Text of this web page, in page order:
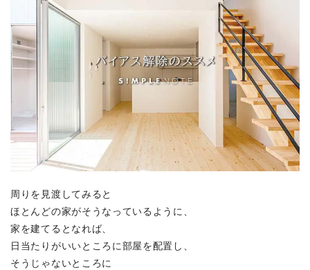
周りを見渡してみると
ほとんどの家がそうなっているように、
家を建てるとなれば、
日当たりがいいところに部屋を配置し、
そうじゃないところに